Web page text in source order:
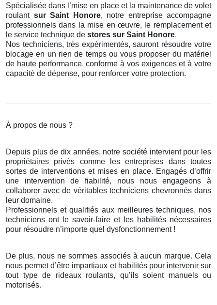
Spécialisée dans l’mise en place et la maintenance de volet
roulant sur Saint Honore, notre entreprise accompagne
professionnels dans la mise en œuvre, le remplacement et
le service technique de stores sur Saint Honore.
Nos techniciens, très expérimentés, sauront résoudre votre
blocage en un rien de temps ou vous proposer du matériel
de haute performance, conforme à vos exigences et à votre
capacité de dépense, pour renforcer votre protection.
À propos de nous ?
Depuis plus de dix années, notre société intervient pour les
propriétaires privés comme les entreprises dans toutes
sortes de interventions et mises en place. Engagés d’offrir
une intervention de fiabilité, nous nous engageons à
collaborer avec de véritables techniciens chevronnés dans
leur domaine.
Professionnels et qualifiés aux meilleures techniques, nos
techniciens ont le savoir-faire et les habilités nécessaires
pour résoudre n’importe quel dysfonctionnement !
De plus, nous ne sommes associés à aucun marque. Cela
nous permet d’être impartiaux et habilités pour intervenir sur
tout type de rideaux roulants, qu’ils soient manuels ou
motorisés.